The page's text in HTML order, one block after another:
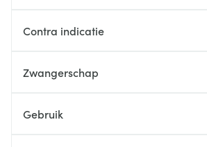
Contra indicatie
Zwangerschap
Gebruik